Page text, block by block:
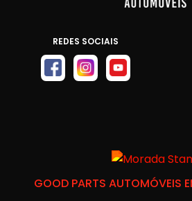
REDES SOCIAIS
GOOD PARTS AUTOMÓVEIS